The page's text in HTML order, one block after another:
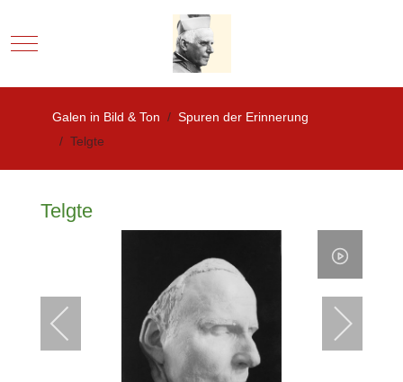
Mobile Menu Toggle
Galen in Bild & Ton
Spuren der Erinnerung
Telgte
Telgte